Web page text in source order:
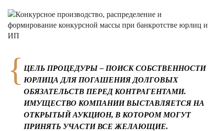
ЦЕЛЬ ПРОЦЕДУРЫ – ПОИСК СОБСТВЕННОСТИ
ЮРЛИЦА ДЛЯ ПОГАШЕНИЯ ДОЛГОВЫХ
ОБЯЗАТЕЛЬСТВ ПЕРЕД КОНТРАГЕНТАМИ.
ИМУЩЕСТВО КОМПАНИИ ВЫСТАВЛЯЕТСЯ НА
ОТКРЫТЫЙ АУКЦИОН, В КОТОРОМ МОГУТ
ПРИНЯТЬ УЧАСТИ ВСЕ ЖЕЛАЮЩИЕ.